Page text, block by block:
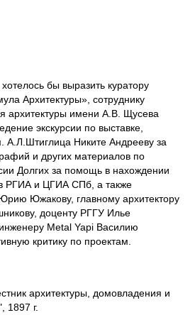
бы выразить куратору
Архитектуры», сотруднику
архитектуры имени А.В. Щусева
экскурсии по выставке,
А.Л.Штиглица Никите Андрееву за
и других материалов по
Долгих за помощь в нахождении
РГИА и ЦГИА СПб, а также
Южакову, главному архитектору
доценту РГГУ Илье
Metal Yapi Василию
критику по проектам.
архитектуры, домовладения и
1897 г.